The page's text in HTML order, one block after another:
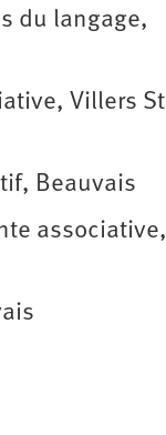
du langage,
Villers St
Beauvais
associative,